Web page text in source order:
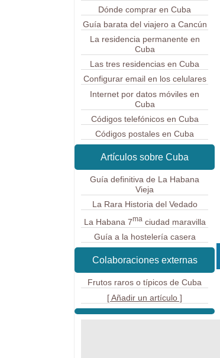
Dónde comprar en Cuba
Guía barata del viajero a Cancún
La residencia permanente en
Cuba
Las tres residencias en Cuba
Configurar email en los celulares
Internet por datos móviles en
Cuba
Códigos telefónicos en Cuba
Códigos postales en Cuba
Artículos sobre Cuba
Guía definitiva de La Habana
Vieja
La Rara Historia del Vedado
La Habana 7maciudad maravilla
Guía a la hostelería casera
Colaboraciones externas
Frutos raros o típicos de Cuba
[ Añadir un artículo ]